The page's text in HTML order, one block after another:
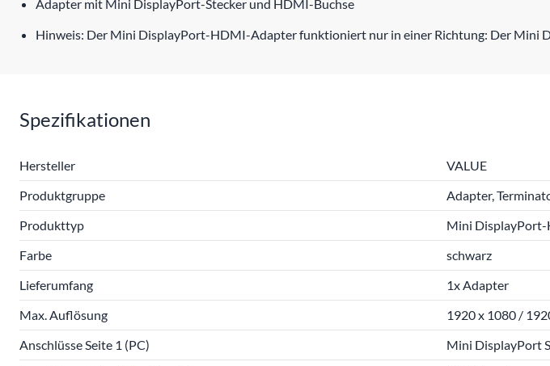
Adapter mit Mini DisplayPort-Stecker und HDMI-Buchse
Hinweis: Der Mini DisplayPort-HDMI-Adapter funktioniert nur in einer Richtung: Der Mini
Spezifikationen
Hersteller
VALUE
Produktgruppe
Adapter,
Produkttyp
Mini
Farbe
schwarz
Lieferumfang
1x Adapter
Max. Auflösung
1920 x 1080 /
Anschlüsse Seite 1 (PC)
Mini DisplayPort